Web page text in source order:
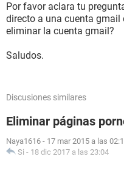
Por favor aclara tu
directo a una cuenta gmail
eliminar la cuenta gmail?
Saludos.
Discusiones similares
Eliminar páginas
Naya1616 - 17 mar 2015 a las
Si - 18 dic 2017 a las 23:04